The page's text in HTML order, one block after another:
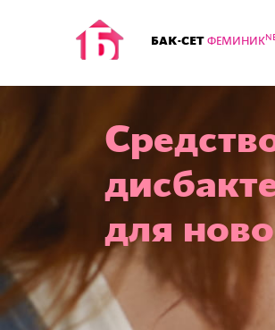
БАК-СЕТФЕМИНИК
для